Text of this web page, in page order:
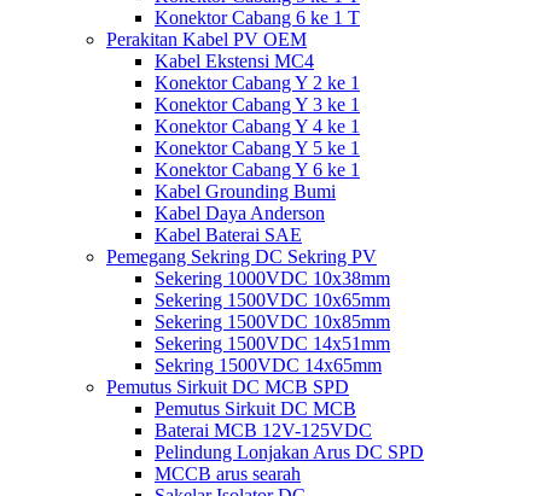
Konektor Cabang 6 ke 1 T
Perakitan Kabel PV OEM
Kabel Ekstensi MC4
Konektor Cabang Y 2 ke 1
Konektor Cabang Y 3 ke 1
Konektor Cabang Y 4 ke 1
Konektor Cabang Y 5 ke 1
Konektor Cabang Y 6 ke 1
Kabel Grounding Bumi
Kabel Daya Anderson
Kabel Baterai SAE
Pemegang Sekring DC Sekring PV
Sekering 1000VDC 10x38mm
Sekering 1500VDC 10x65mm
Sekering 1500VDC 10x85mm
Sekering 1500VDC 14x51mm
Sekring 1500VDC 14x65mm
Pemutus Sirkuit DC MCB SPD
Pemutus Sirkuit DC MCB
Baterai MCB 12V-125VDC
Pelindung Lonjakan Arus DC SPD
MCCB arus searah